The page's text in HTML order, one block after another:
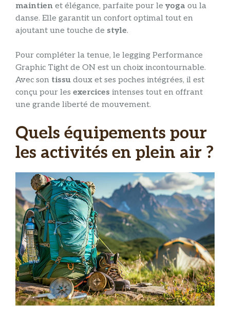
maintien et élégance, parfaite pour le yoga ou la
danse. Elle garantit un confort optimal tout en
ajoutant une touche de style.
Pour compléter la tenue, le legging Performance
Graphic Tight de ON est un choix incontournable.
Avec son tissu doux et ses poches intégrées, il est
conçu pour les exercices intenses tout en offrant
une grande liberté de mouvement.
Quels équipements pour
les activités en plein air ?